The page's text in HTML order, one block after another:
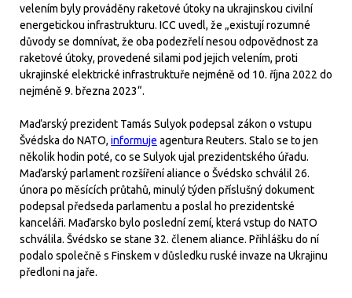
velením byly prováděny raketové útoky na ukrajinskou civilní
energetickou infrastrukturu. ICC uvedl, že „existují rozumné
důvody se domnívat, že oba podezřelí nesou odpovědnost za
raketové útoky, provedené silami pod jejich velením, proti
ukrajinské elektrické infrastruktuře nejméně od 10. října 2022 do
nejméně 9. března 2023“.
Maďarský prezident Tamás Sulyok podepsal zákon o vstupu
Švédska do NATO, informuje agentura Reuters. Stalo se to jen
několik hodin poté, co se Sulyok ujal prezidentského úřadu.
Maďarský parlament rozšíření aliance o Švédsko schválil 26.
února po měsících průtahů, minulý týden příslušný dokument
podepsal předseda parlamentu a poslal ho prezidentské
kanceláři. Maďarsko bylo poslední zemí, která vstup do NATO
schválila. Švédsko se stane 32. členem aliance. Přihlášku do ní
podalo společně s Finskem v důsledku ruské invaze na Ukrajinu
předloni na jaře.